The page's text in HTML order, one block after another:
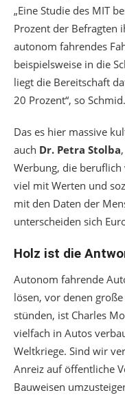
„Eine Studie des MIT
Prozent der Befragten
autonom fahrendes
beispielsweise in die
liegt die Bereitschaft
20 Prozent“, so Schmid.
Das es hier massive
auch Dr. Petra Stolba
Werbung, die beruflich
viel mit Werten und
mit den Daten der
unterscheiden sich
Holz ist die
Autonom fahrende
lösen, vor denen
stünden, ist Charles
vielfach in Autos
Weltkriege. Sind wir
Anreiz auf öffentliche
Bauweisen